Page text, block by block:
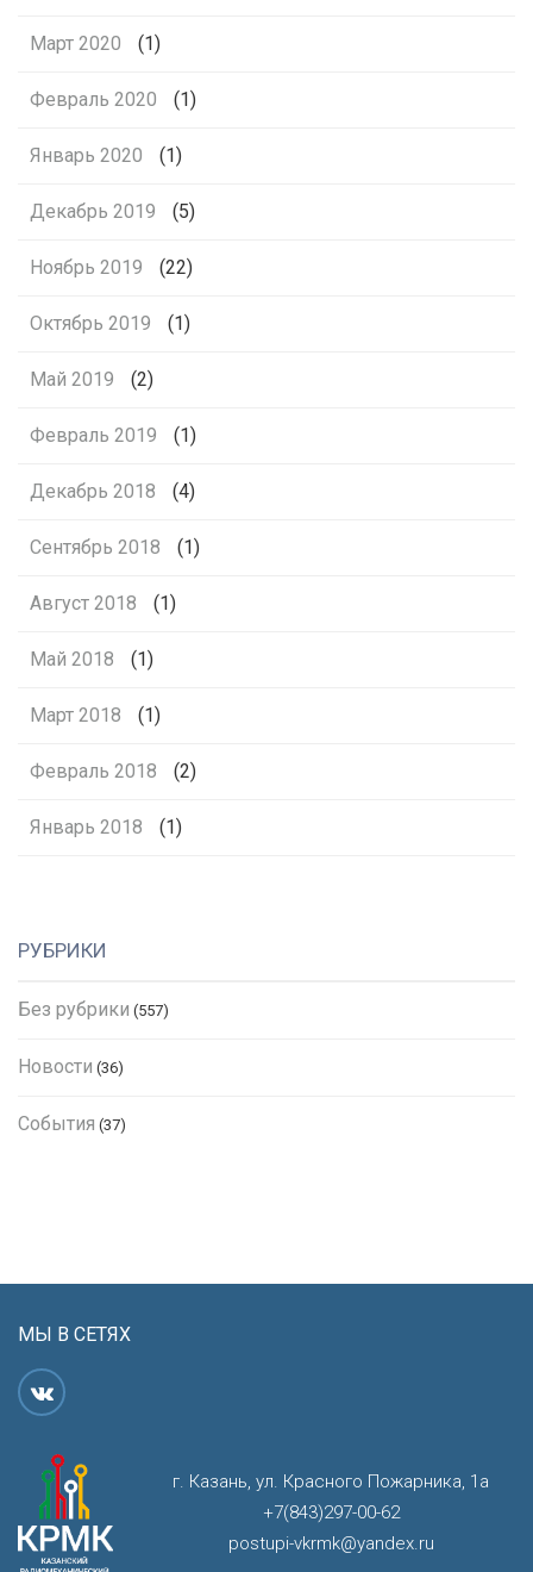
Март 2020 (1)
Февраль 2020 (1)
Январь 2020 (1)
Декабрь 2019 (5)
Ноябрь 2019 (22)
Октябрь 2019 (1)
Май 2019 (2)
Февраль 2019 (1)
Декабрь 2018 (4)
Сентябрь 2018 (1)
Август 2018 (1)
Май 2018 (1)
Март 2018 (1)
Февраль 2018 (2)
Январь 2018 (1)
РУБРИКИ
Без рубрики (557)
Новости (36)
События (37)
МЫ В СЕТЯХ
г. Казань, ул. Красного Пожарника, 1а
+7(843)297-00-62
postupi-vkrmk@yandex.ru